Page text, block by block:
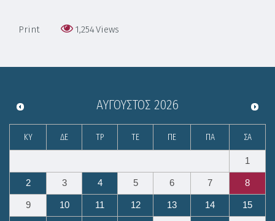
Print 1,254Views
ΑΎΓΟΥΣΤΟΣ 2026
ΚΥ ΔΕ ΤΡ ΤΕ ΠΕ ΠΑ ΣΑ
1
2 3 4 5 6 7 8
9 10 11 12 13 14 15